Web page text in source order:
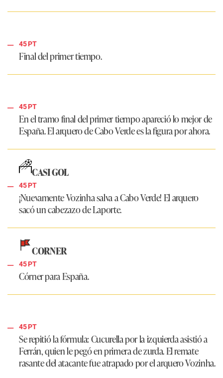
45 PT
Final del primer tiempo.
45 PT
En el tramo final del primer tiempo apareció lo mejor de
España. El arquero de Cabo Verde es la figura por ahora.
CASI GOL
45 PT
¡Nuevamente Vozinha salva a Cabo Verde! El arquero
sacó un cabezazo de Laporte.
CORNER
45 PT
Córner para España.
45 PT
Se repitió la fórmula: Cucurella por la izquierda asistió a
Ferrán, quien le pegó en primera de zurda. El remate
rasante del atacante fue atrapado por el arquero Vozinha.